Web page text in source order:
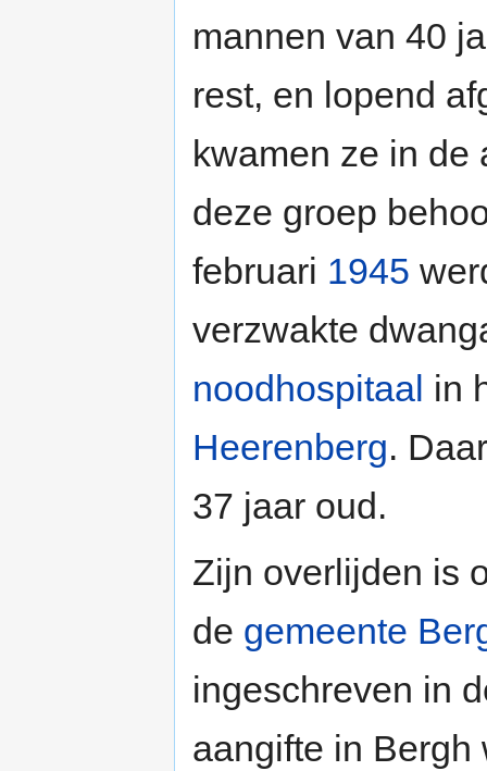
mannen van 40
rest, en lopend
kwamen ze in de
deze groep
februari 1945
verzwakte
noodhospitaal in
Heerenberg.
37 jaar oud.
Zijn overlijden is
de gemeente
ingeschreven in
aangifte in Bergh